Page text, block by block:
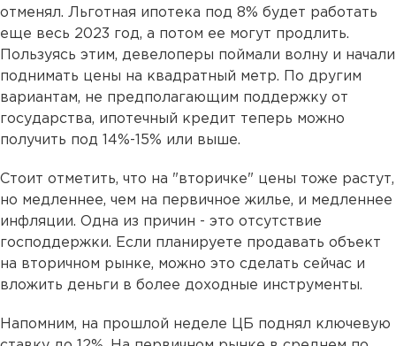
отменял. Льготная ипотека под 8% будет работать
еще весь 2023 год, а потом ее могут продлить.
Пользуясь этим, девелоперы поймали волну и начали
поднимать цены на квадратный метр. По другим
вариантам, не предполагающим поддержку от
государства, ипотечный кредит теперь можно
получить под 14%-15% или выше.
Стоит отметить, что на "вторичке" цены тоже растут,
но медленнее, чем на первичное жилье, и медленнее
инфляции. Одна из причин - это отсутствие
господдержки. Если планируете продавать объект
на вторичном рынке, можно это сделать сейчас и
вложить деньги в более доходные инструменты.
Напомним, на прошлой неделе ЦБ поднял ключевую